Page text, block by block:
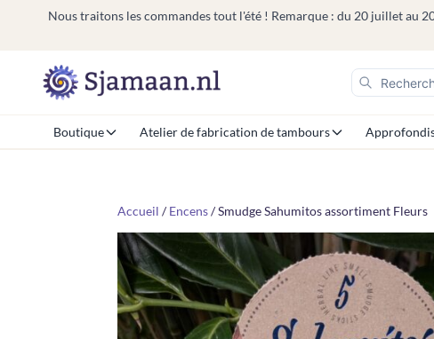
Nous traitons les commandes tout l'été ! Remarque : du 20 juillet au
Boutique Atelier de fabrication de tambours
Accueil /Encens/ Smudge Sahumitos assortiment Fleurs